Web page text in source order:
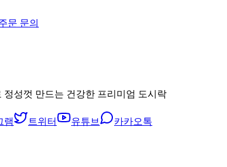
문 문의
정성껏 만드는 건강한 프리미엄 도시락
램 트위터 유튜브 카카오톡